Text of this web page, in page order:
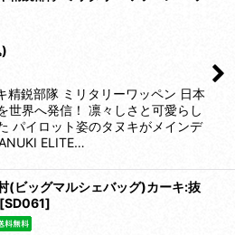
精鋭部隊 ミリタリーワッペン 日本
世界へ発信！ 凛々しさと可愛らし
パイロット姿のタヌキがメインデ
ELITE…
(ビッグマルシェバッグ)カーキ:抜
[SD061]